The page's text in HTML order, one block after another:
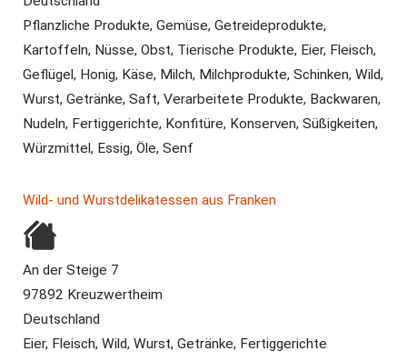
Pflanzliche Produkte, Gemüse, Getreideprodukte,
Kartoffeln, Nüsse, Obst, Tierische Produkte, Eier, Fleisch,
Geflügel, Honig, Käse, Milch, Milchprodukte, Schinken, Wild,
Wurst, Getränke, Saft, Verarbeitete Produkte, Backwaren,
Nudeln, Fertiggerichte, Konfitüre, Konserven, Süßigkeiten,
Würzmittel, Essig, Öle, Senf
Wild- und Wurstdelikatessen aus Franken
An der Steige 7
97892 Kreuzwertheim
Deutschland
Eier, Fleisch, Wild, Wurst, Getränke, Fertiggerichte